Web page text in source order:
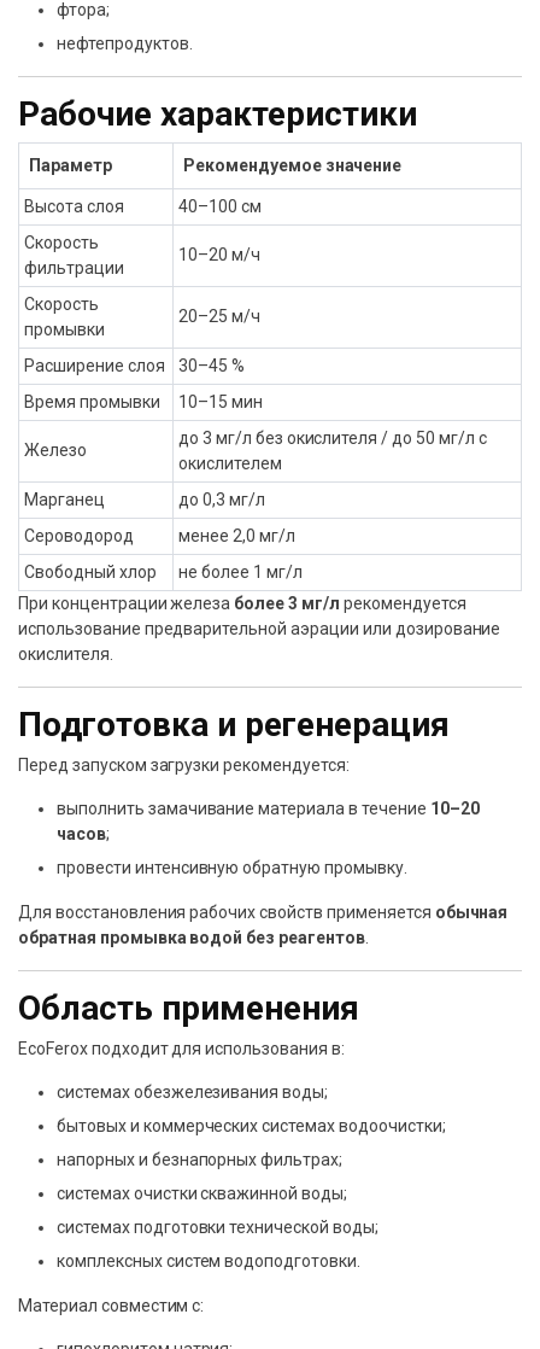
фтора;
нефтепродуктов.
Рабочие характеристики
Параметр Рекомендуемое значение
Высота слоя
40–100 см
Скорость
фильтрации
10–20 м/ч
Скорость
промывки
20–25 м/ч
Расширение слоя
30–45 %
Время промывки
10–15 мин
Железо
до 3 мг/л без окислителя / до 50 мг/л с
окислителем
Марганец
до 0,3 мг/л
Сероводород
менее 2,0 мг/л
Свободный хлор
не более 1 мг/л
При концентрации железа более 3 мг/л рекомендуется
использование предварительной аэрации или дозирование
окислителя.
Подготовка и регенерация
Перед запуском загрузки рекомендуется:
выполнить замачивание материала в течение 10–20
часов;
провести интенсивную обратную промывку.
Для восстановления рабочих свойств применяется обычная
обратная промывка водой без реагентов.
Область применения
EcoFerox подходит для использования в:
системах обезжелезивания воды;
бытовых и коммерческих системах водоочистки;
напорных и безнапорных фильтрах;
системах очистки скважинной воды;
системах подготовки технической воды;
комплексных систем водоподготовки.
Материал совместим с: